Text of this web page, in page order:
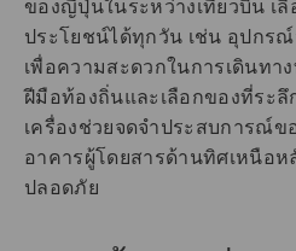
ของญี่ปุ่นในระหว่างเที่ยวบิน เ
ประโยชน์ได้ทุกวัน เช่น อุปกรณ์
เพื่อความสะดวกในการเดินท
ฝีมือท้องถิ่นและเลือกของที่ระ
เครื่องช่วยจดจำประสบการณ์
อาคารผู้โดยสารด้านทิศเหนือ
ปลอดภัย